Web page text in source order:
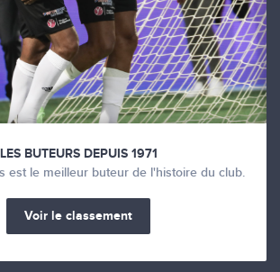
LES BUTEURS DEPUIS 1971
est le meilleur buteur de l'histoire du club.
Voir le classement